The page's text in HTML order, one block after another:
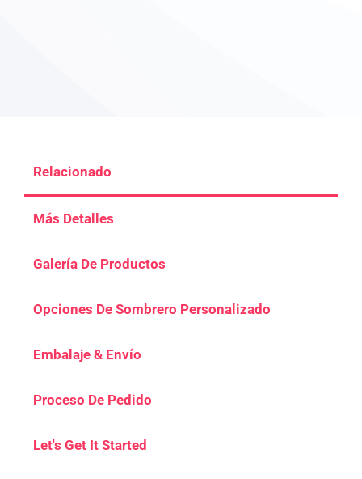
Relacionado
Más Detalles
Galería De Productos
Opciones De Sombrero Personalizado
Embalaje & Envío
Proceso De Pedido
Let's Get It Started